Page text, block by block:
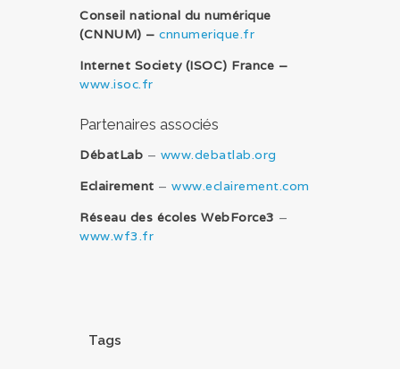
Conseil national du numérique
(CNNUM) – cnnumerique.fr
Internet Society (ISOC) France –
www.isoc.fr
Partenaires associés
DébatLab – www.debatlab.org
Eclairement – www.eclairement.com
Réseau des écoles WebForce3 –
www.wf3.fr
Tags